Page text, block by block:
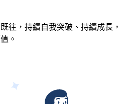
往，持續自我突破、持續成長，
。